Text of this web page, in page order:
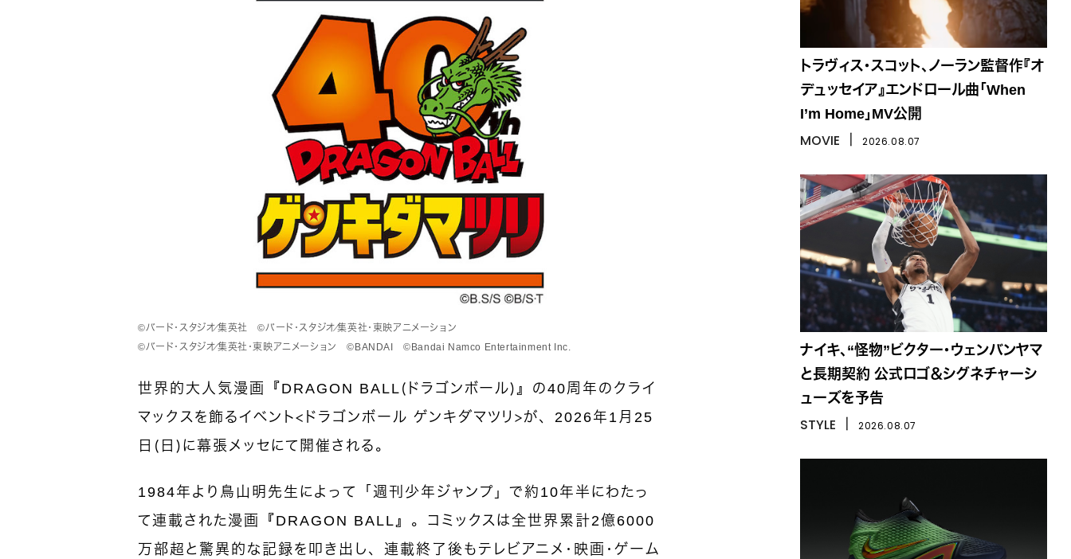
©バード・スタジオ／集英社 ©バード・スタジオ／集英社・東映アニメーション
©バード・スタジオ／集英社・東映アニメーション ©BANDAI ©Bandai Namco Entertainment Inc.
世界的大人気漫画『DRAGON BALL（ドラゴンボール）』の40周年のクライ
マックスを飾るイベント＜ドラゴンボール ゲンキダマツリ＞が、2026年1月25
日（日）に幕張メッセにて開催される。
1984年より鳥山明先生によって「週刊少年ジャンプ」で約10年半にわたっ
て連載された漫画『DRAGON BALL』。コミックスは全世界累計2億6000
万部超と驚異的な記録を叩き出し、連載終了後もテレビアニメ・映画・ゲーム
トラヴィス・スコット、ノーラン監督作『オ
デュッセイア』エンドロール曲「When
I’m Home」MV公開
MOVIE 2026.08.07
ナイキ、“怪物”ビクター・ウェンバンヤマ
と長期契約 公式ロゴ＆シグネチャーシ
ューズを予告
STYLE 2026.08.07